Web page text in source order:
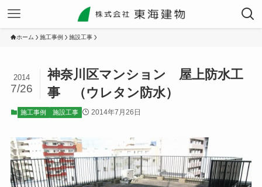
ホーム 施工事例 施設工事
神奈川区マンション 屋上防水工
事 （ウレタン防水）
2014
7/26
施工事例 施設工事 2014年7月26日